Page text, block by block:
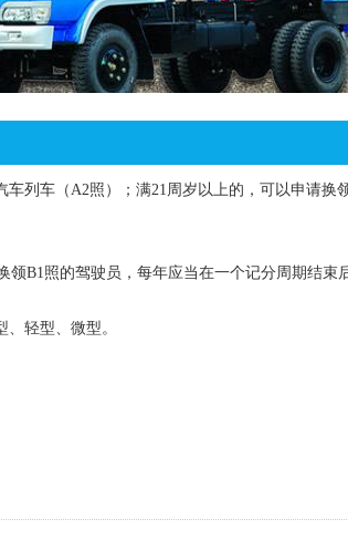
列车（A2照）；满21周岁以上的，可以申请
照的驾驶员，每年应当在一个记分周期结束
轻型、微型。